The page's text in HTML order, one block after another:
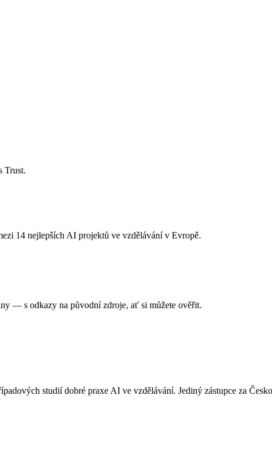
Trust.
14 nejlepších AI projektů ve vzdělávání v Evropě.
— s odkazy na původní zdroje, ať si můžete ověřit.
studií dobré praxe AI ve vzdělávání. Jediný zástupce za